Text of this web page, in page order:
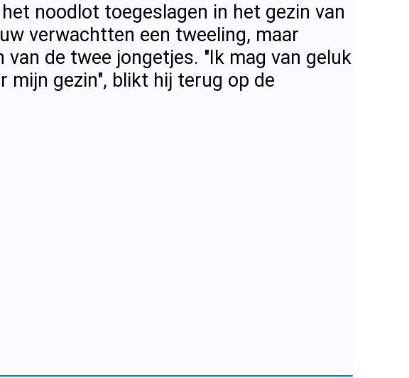
noodlot toegeslagen in het gezin van
verwachtten een tweeling, maar
de twee jongetjes. "Ik mag van geluk
mijn gezin", blikt hij terug op de